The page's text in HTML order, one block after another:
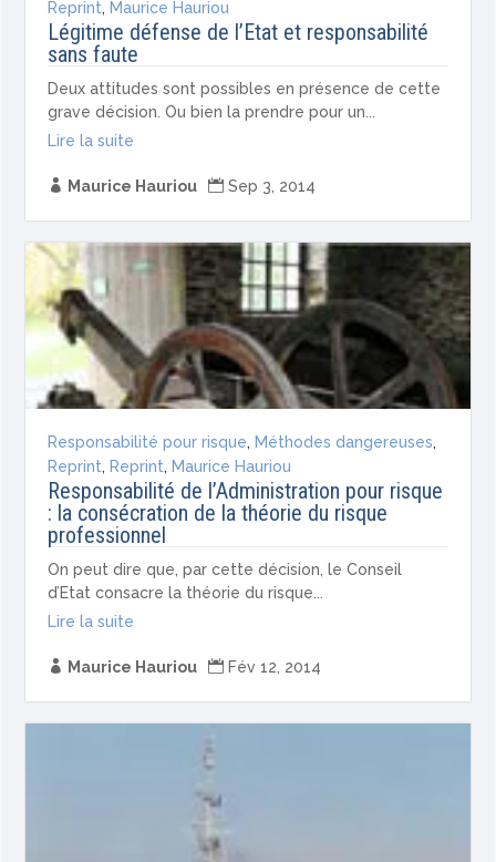
Reprint, Maurice Hauriou
Légitime défense de l’Etat et responsabilité
sans faute
Deux attitudes sont possibles en présence de cette
grave décision. Ou bien la prendre pour un...
Lire la suite
 Maurice Hauriou  Sep 3, 2014
Responsabilité pour risque, Méthodes dangereuses,
Reprint, Reprint, Maurice Hauriou
Responsabilité de l’Administration pour risque
: la consécration de la théorie du risque
professionnel
On peut dire que, par cette décision, le Conseil
d’Etat consacre la théorie du risque...
Lire la suite
 Maurice Hauriou  Fév 12, 2014